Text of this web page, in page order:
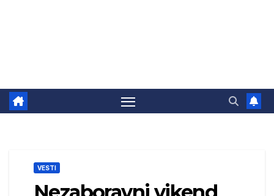
VESTI